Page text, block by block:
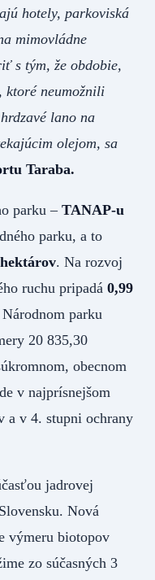
hotely, parkoviská
mimovládne
s tým, že obdobie,
neumožnili
lano na
olejom, sa
Taraba.
parku – TANAP-u
parku, a to
. Na rozvoj
ruchu pripadá 0,99
parku
20 835,30
obecnom
v najprísnejšom
a v 4. stupni ochrany
jadrovej
Nová
výmeru biotopov
zo súčasných 3